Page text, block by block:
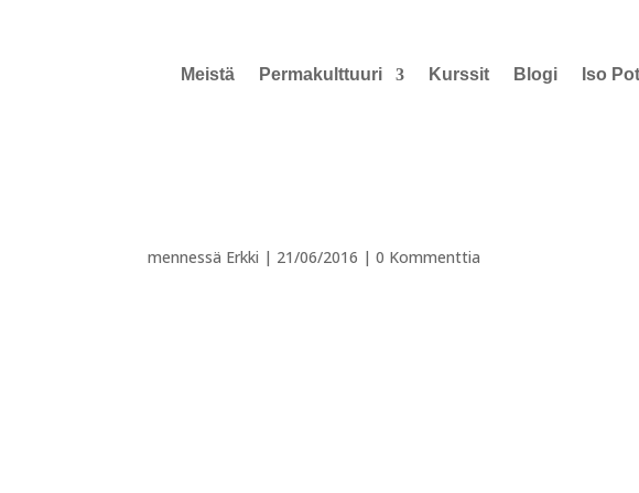
Meistä Permakulttuuri Kurssit Blogi Iso
mennessä Erkki | 21/06/2016 |0 Kommenttia